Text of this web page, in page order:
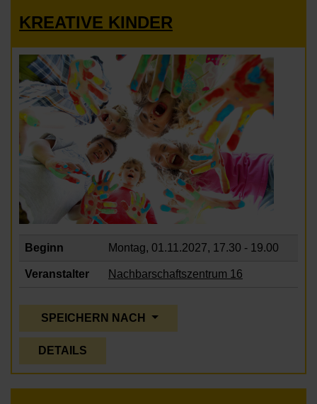
KREATIVE KINDER
Beginn Montag, 01.11.2027, 17.30 - 19.00
Veranstalter Nachbarschaftszentrum 16
SPEICHERN NACH
DETAILS